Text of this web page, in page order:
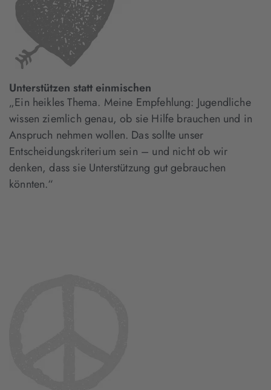
Unterstützen statt einmischen
„Ein heikles Thema. Meine Empfehlung: Jugendliche
wissen ziemlich genau, ob sie Hilfe brauchen und in
Anspruch nehmen wollen. Das sollte unser
Entscheidungskriterium sein – und nicht ob wir
denken, dass sie Unterstützung gut gebrauchen
könnten.“